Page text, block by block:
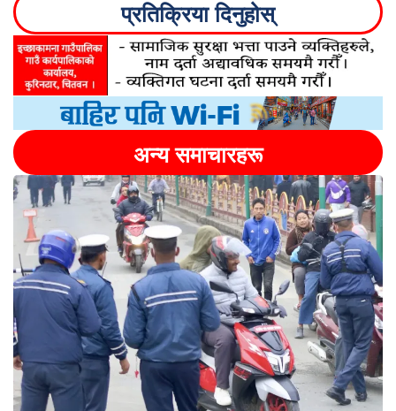
प्रतिक्रिया दिनुहोस्
अन्य समाचारहरू